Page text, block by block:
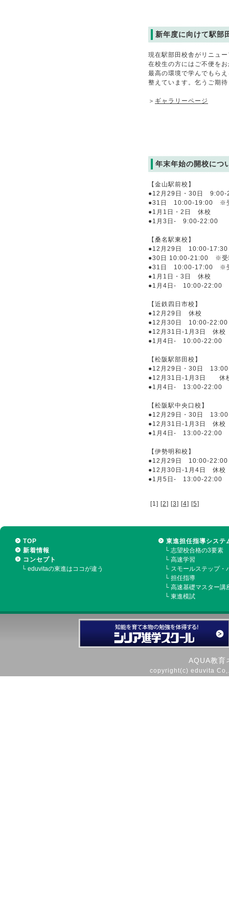
新年度に向けて駅部
現在駅部田校舎がリニュ
在校生の方にはご不便を
最高の環境で学んでもら
整えています。乞うご期
＞ ギャラリーページ
年末年始の開校につ
【金山駅前校】
●12月29日・30日 9:00-
●31日 10:00-19:00 ※
●1月1日・2日 休校
●1月3日- 9:00-22:00
【桑名駅東校】
●12月29日 10:00-17:30
●30日 10:00-21:00 ※受
●31日 10:00-17:00 ※
●1月1日・3日 休校
●1月4日- 10:00-22:00
【近鉄四日市校】
●12月29日 休校
●12月30日 10:00-22:00
●12月31日-1月3日 休校
●1月4日- 10:00-22:00
【松阪駅部田校】
●12月29日・30日
●12月31日-1月3日 休
●1月4日- 13:00-22:00
【松阪駅中央口校】
●12月29日・30日
●12月31日-1月3日 休校
●1月4日- 13:00-22:00
【伊勢明和校】
●12月29日 10:00-22:00
●12月30日-1月4日 休校
●1月5日- 13:00-22:00
[1] [2] [3] [4] [5]
TOP
新着情報
コンセプト
└ eduvitaの東進はココが違う
東進担任指導システ
└ 志望校合格の3要素
└ 高速学習
└ スモールステップ・
└ 担任指導
└ 高速基礎マスター講
└ 東進模試
AQUA教育
copyright(c) eduvita